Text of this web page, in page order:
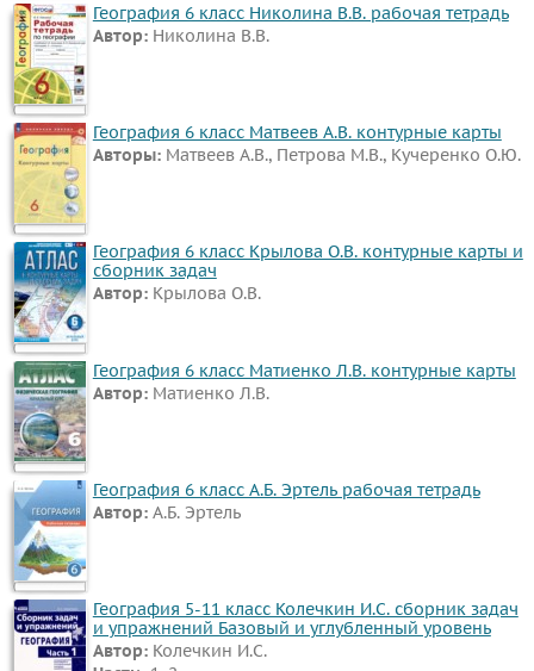
География 6 класс Николина В.В. рабочая тетрадь
Автор: Николина В.В.
География 6 класс Матвеев А.В. контурные карты
Авторы: Матвеев А.В., Петрова М.В., Кучеренко О.Ю.
География 6 класс Крылова О.В. контурные карты и
сборник задач
Автор: Крылова О.В.
География 6 класс Матиенко Л.В. контурные карты
Автор: Матиенко Л.В.
География 6 класс А.Б. Эртель рабочая тетрадь
Автор: А.Б. Эртель
География 5-11 класс Колечкин И.С. сборник задач
и упражнений Базовый и углубленный уровень
Автор: Колечкин И.С.